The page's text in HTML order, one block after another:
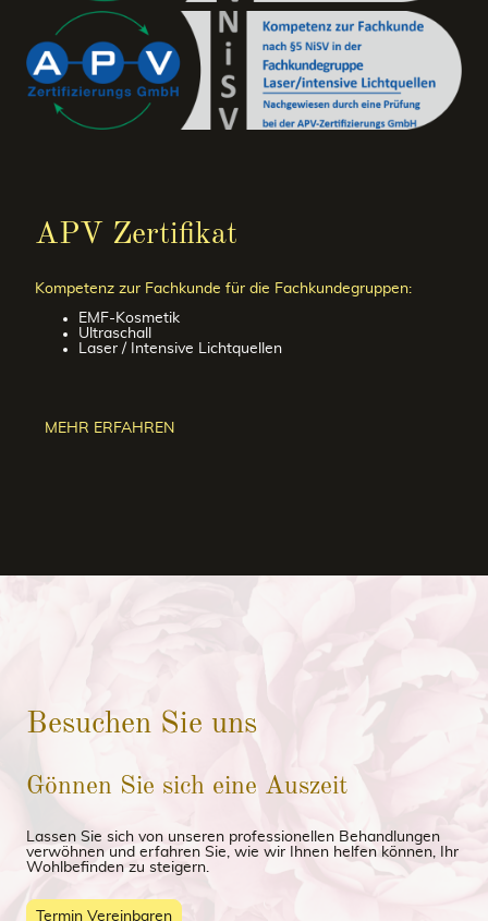
APV Zertifikat
Kompetenz zur Fachkunde für die Fachkundegruppen:
EMF-Kosmetik
Ultraschall
Laser / Intensive Lichtquellen
MEHR ERFAHREN
Besuchen Sie uns
Gönnen Sie sich eine Auszeit
Lassen Sie sich von unseren professionellen Behandlungen
verwöhnen und erfahren Sie, wie wir Ihnen helfen können, Ihr
Wohlbefinden zu steigern.
Termin Vereinbaren